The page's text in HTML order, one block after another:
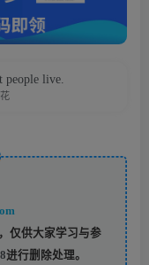
people live.
仅供大家学习与参
进行删除处理。